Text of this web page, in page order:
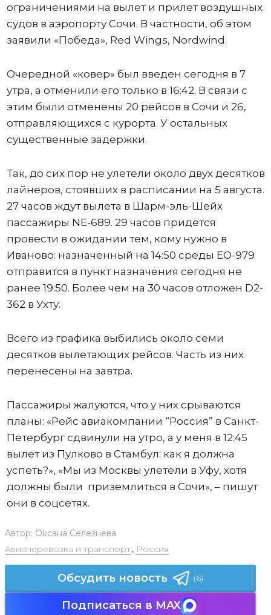
ограничениями на вылет и прилет воздушных
судов в аэропорту Сочи. В частности, об этом
заявили «Победа», Red Wings, Nordwind.
Очередной «ковер» был введен сегодня в 7
утра, а отменили его только в 16:42. В связи с
этим были отменены 20 рейсов в Сочи и 26,
отправляющихся с курорта. У остальных
существенные задержки.
Так, до сих пор не улетели около двух десятков
лайнеров, стоявших в расписании на 5 августа.
27 часов ждут вылета в Шарм-эль-Шейх
пассажиры NE-689. 29 часов придется
провести в ожидании тем, кому нужно в
Иваново: назначенный на 14:50 среды ЕО-979
отправится в пункт назначения сегодня не
ранее 19:50. Более чем на 30 часов отложен D2-
362 в Ухту.
Всего из графика выбились около семи
десятков вылетающих рейсов. Часть из них
перенесены на завтра.
Пассажиры жалуются, что у них срываются
планы: «Рейс авиакомпании “Россия” в Санкт-
Петербург сдвинули на утро, а у меня в 12:45
вылет из Пулково в Стамбул: как я должна
успеть?», «Мы из Москвы улетели в Уфу, хотя
должны были приземлиться в Сочи», – пишут
они в соцсетях.
Автор: Оксана Селезнева
Авиаперевозка и транспорт, Россия
Обсудить новость (6)
Подписаться в MAX